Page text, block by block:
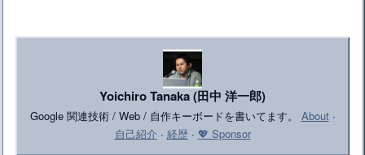
Yoichiro Tanaka (田中 洋一郎)
Google 関連技術 / Web / 自作キーボードを書いてます。 About·
自己紹介 · 経歴· 💖 Sponsor